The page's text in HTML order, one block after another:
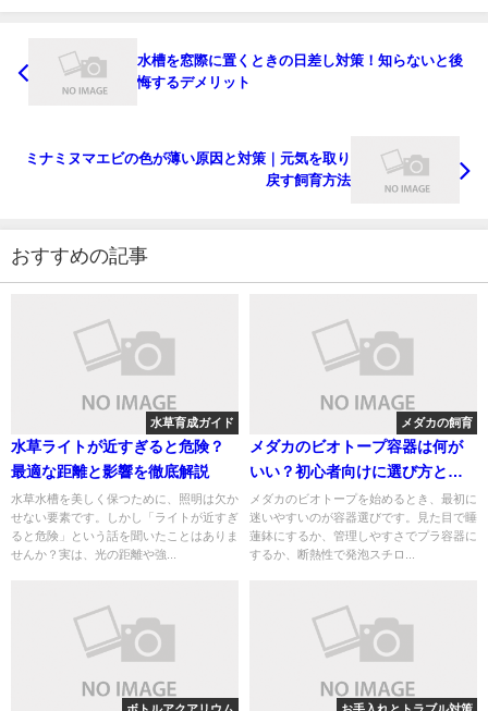
水槽を窓際に置くときの日差し対策！知らないと後
悔するデメリット
ミナミヌマエビの色が薄い原因と対策｜元気を取り
戻す飼育方法
おすすめの記事
水草育成ガイド
水草ライトが近すぎると危険？
最適な距離と影響を徹底解説
水草水槽を美しく保つために、照明は欠か
せない要素です。しかし「ライトが近すぎ
ると危険」という話を聞いたことはありま
せんか？実は、光の距離や強...
メダカの飼育
メダカのビオトープ容器は何が
いい？初心者向けに選び方とお
すすめの考え方を解説
メダカのビオトープを始めるとき、最初に
迷いやすいのが容器選びです。見た目で睡
蓮鉢にするか、管理しやすさでプラ容器に
するか、断熱性で発泡スチロ...